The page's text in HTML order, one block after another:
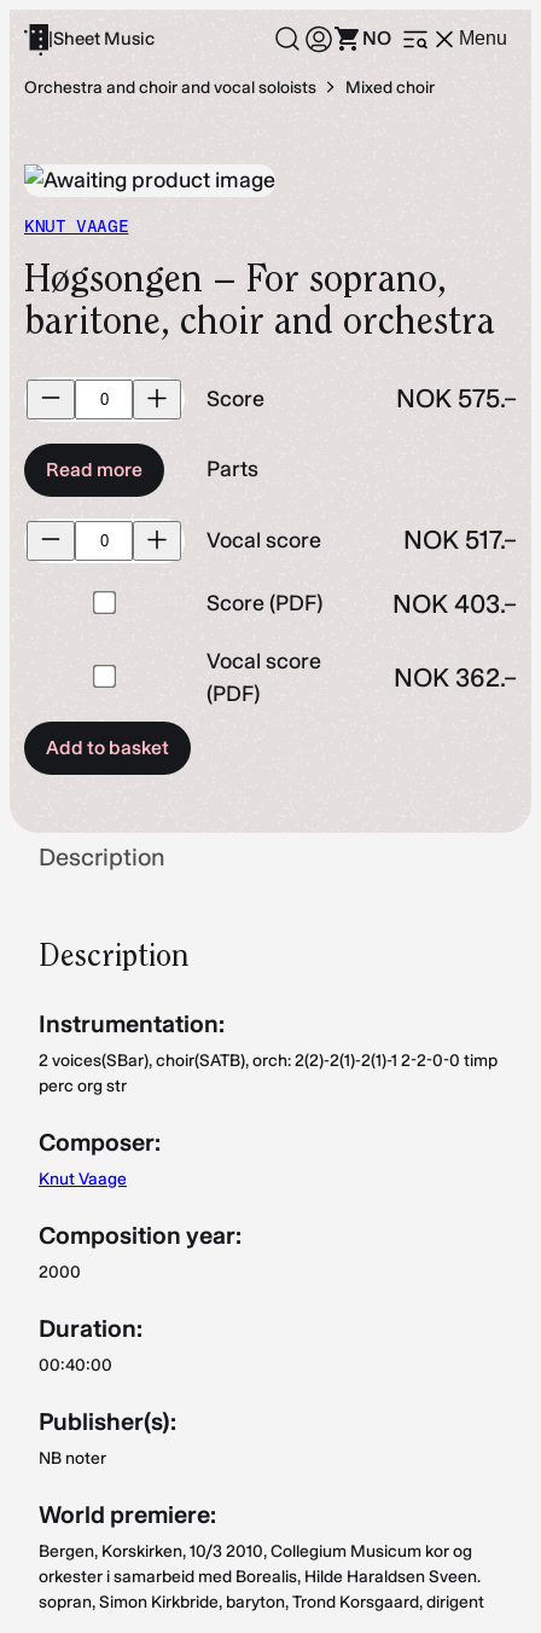
Skip
content
|Sheet Music NO Menu
Open
Orchestra and choir and vocal soloists
Mixed choir
KNUT VAAGE
Høgsongen – For soprano,
baritone, choir and orchestra
Score
quantity
Score NOK 575.–
Read more Parts
Vocal
score
Vocal score NOK 517.–
Buy
of
Score (PDF) NOK403.–
Buy
of
Vocal
for
Vocal score
(PDF)
NOK 362.–
Add to basket
Description
Description
Instrumentation:
2 voices(SBar), choir(SATB), orch: 2(2)-2(1)-2(1)-1 2-2-0-0 timp
perc org str
Composer:
Knut Vaage
Composition year:
2000
Duration:
00:40:00
Publisher(s):
NB noter
World premiere:
Bergen, Korskirken, 10/3 2010, Collegium Musicum kor og
orkester i samarbeid med Borealis, Hilde Haraldsen Sveen.
sopran, Simon Kirkbride, baryton, Trond Korsgaard, dirigent